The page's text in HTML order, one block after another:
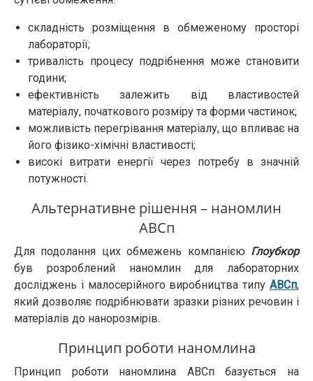
складність розміщення в обмеженому просторі
лабораторії;
тривалість процесу подрібнення може становити
години;
ефективність залежить від властивостей
матеріалу, початкового розміру та форми частинок;
можливість перегрівання матеріалу, що впливає на
його фізико-хімічні властивості;
високі витрати енергії через потребу в значній
потужності.
Альтернативне рішення – наномлин
АВСп
Для подолання цих обмежень компанією Глоубкор
був розроблений наномлин для лабораторних
досліджень і малосерійного виробництва типу АВСп,
який дозволяє подрібнювати зразки різних речовин і
матеріалів до нанорозмірів.
Принцип роботи наномлина
Принцип роботи наномлина АВСп базується на